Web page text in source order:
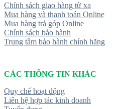
Chính sách giao hàng từ xa
Mua hàng và thanh toán Online
Mua hàng trả góp Online
Chính sách bảo hành
Trung tâm bảo hành chính hãng
CÁC THÔNG TIN KHÁC
Quy chế hoạt động
Liên hệ hợp tác kinh doanh